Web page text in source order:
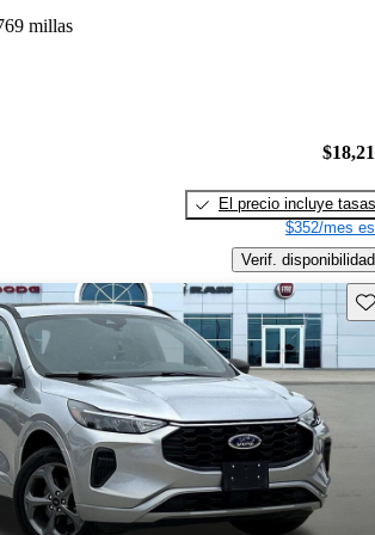
millas
El precio incluye tasas
$352/mes
Verif. disponibilidad